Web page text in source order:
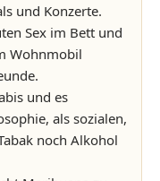
und Konzerte.
Sex im Bett und
Wohnmobil
und es
als sozialen,
noch Alkohol